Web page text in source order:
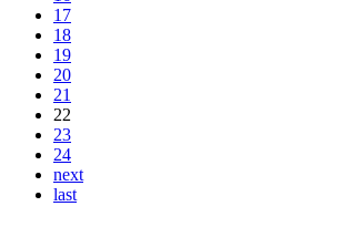
17
18
19
20
21
22
23
24
next
last